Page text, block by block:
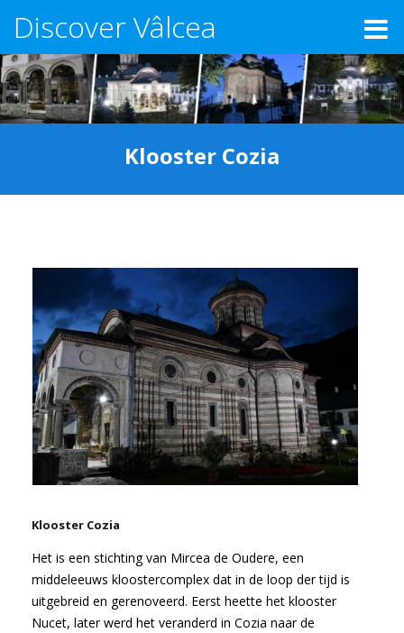
Discover Vâlcea
Klooster Cozia
Klooster Cozia
Het is een stichting van Mircea de Oudere, een
middeleeuws kloostercomplex dat in de loop der tijd is
uitgebreid en gerenoveerd. Eerst heette het klooster
Nucet, later werd het veranderd in Cozia naar de